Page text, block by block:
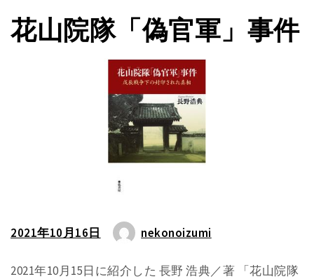
花山院隊「偽官軍」事件
2021年10月16日 nekonoizumi
2021年10月15日に紹介した 長野 浩典／著 「花山院隊